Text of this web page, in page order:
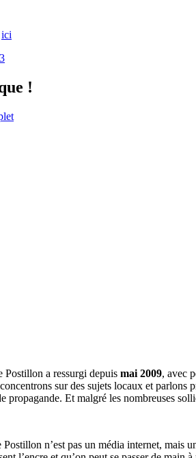
ici
!
Postillon a ressurgi depuis mai 2009, avec
sur des sujets locaux et
propagande. Et malgré les nombreuses
Postillon n’est pas un média internet, mais